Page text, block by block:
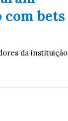
com bets
da instituição